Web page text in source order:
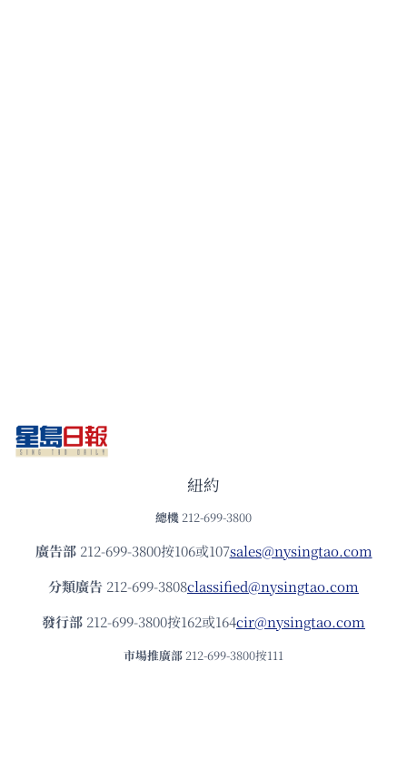
紐約
總機 212-699-3800
廣告部212-699-3800按106或107sales@nysingtao.com
分類廣告 212-699-3808classified@nysingtao.com
發⾏部 212-699-3800按162或164cir@nysingtao.com
市場推廣部 212-699-3800按111